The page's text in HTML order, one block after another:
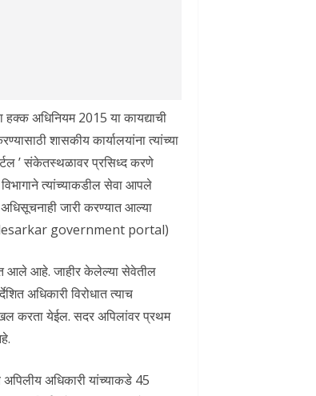
हक्क अधिनियम 2015 या कायद्याची
शासकीय कार्यालयांना त्यांच्या
’ संकेतस्थळावर प्रसिध्द करणे
त्यांच्याकडील सेवा आपले
जारी करण्यात आल्या
government portal)
आले आहे. जाहीर केलेल्या सेवेतील
अधिकारी विरोधात त्याच
करता येईल. सदर अपिलांवर प्रथम
अपिलीय अधिकारी यांच्याकडे 45